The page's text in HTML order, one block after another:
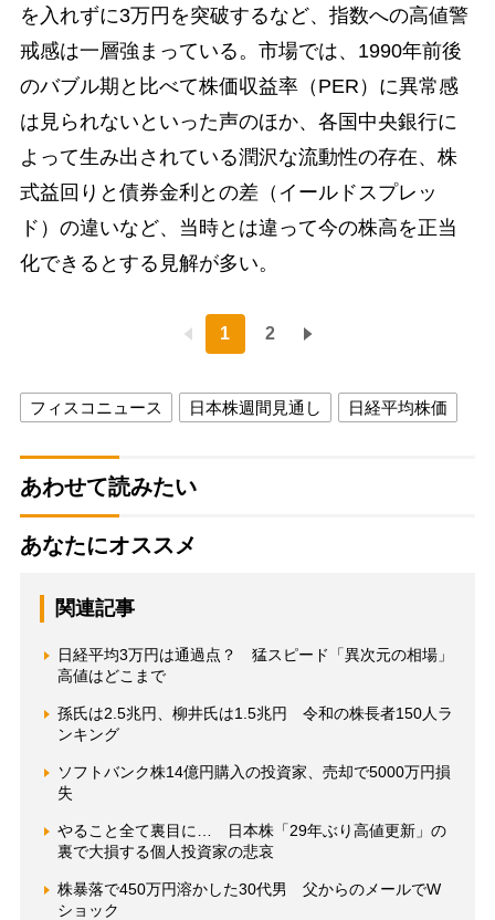
を入れずに3万円を突破するなど、指数への高値警
戒感は一層強まっている。市場では、1990年前後
のバブル期と比べて株価収益率（PER）に異常感
は見られないといった声のほか、各国中央銀行に
よって生み出されている潤沢な流動性の存在、株
式益回りと債券金利との差（イールドスプレッ
ド）の違いなど、当時とは違って今の株高を正当
化できるとする見解が多い。
1 2
フィスコニュース 日本株週間見通し 日経平均株価
あわせて読みたい
あなたにオススメ
関連記事
日経平均3万円は通過点？ 猛スピード「異次元の相場」
高値はどこまで
孫氏は2.5兆円、柳井氏は1.5兆円 令和の株長者150人ラ
ンキング
ソフトバンク株14億円購入の投資家、売却で5000万円損
失
やること全て裏目に… 日本株「29年ぶり高値更新」の
裏で大損する個人投資家の悲哀
株暴落で450万円溶かした30代男 父からのメールでW
ショック